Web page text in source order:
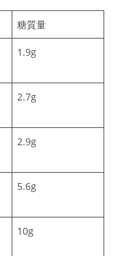
糖質量
1.9g
2.7g
2.9g
5.6g
10g